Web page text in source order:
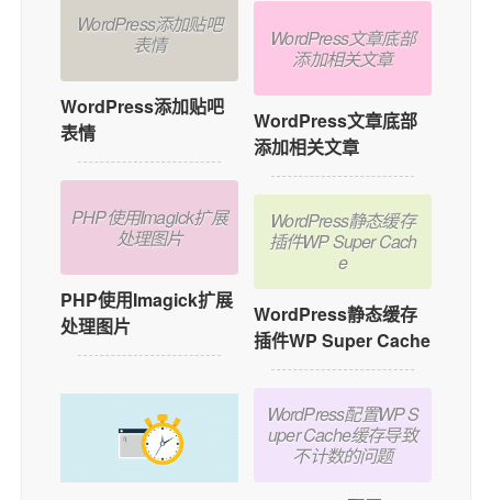
WordPress添加贴吧
表情
WordPress添加贴吧
表情
PHP使用Imagick扩展
处理图片
PHP使用Imagick扩展
处理图片
WordPress文章底部
添加相关文章
WordPress文章底部
添加相关文章
WordPress静态缓存
插件WP Super Cach
e
WordPress静态缓存
插件WP Super Cache
WordPress配置WP S
uper Cache缓存导致
不计数的问题